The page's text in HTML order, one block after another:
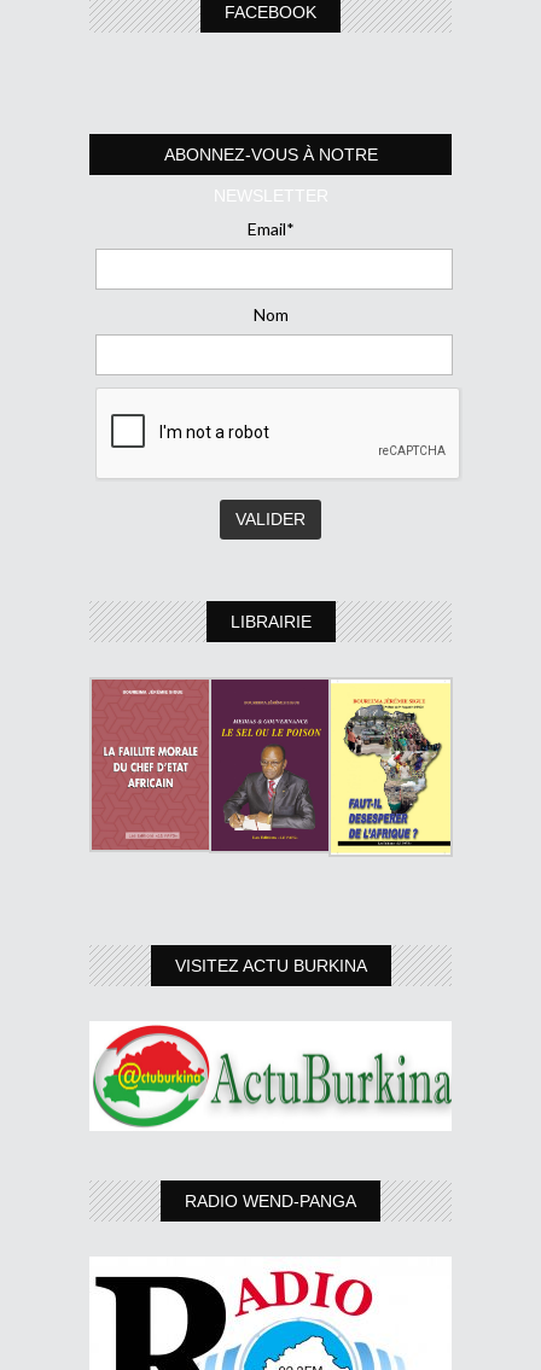
FACEBOOK
ABONNEZ-VOUS À NOTRE
NEWSLETTER
Email*
Nom
LIBRAIRIE
VISITEZ ACTU BURKINA
RADIO WEND-PANGA